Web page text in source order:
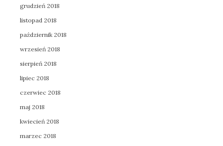
grudzień 2018
listopad 2018
październik 2018
wrzesień 2018
sierpień 2018
lipiec 2018
czerwiec 2018
maj 2018
kwiecień 2018
marzec 2018